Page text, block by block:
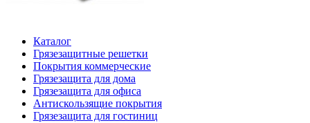
Каталог
Грязезащитные решетки
Покрытия коммерческие
Грязезащита для дома
Грязезащита для офиса
Антискользящие покрытия
Грязезащита для гостиниц